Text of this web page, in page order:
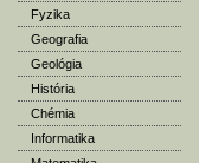
Fyzika
Geografia
Geológia
História
Chémia
Informatika